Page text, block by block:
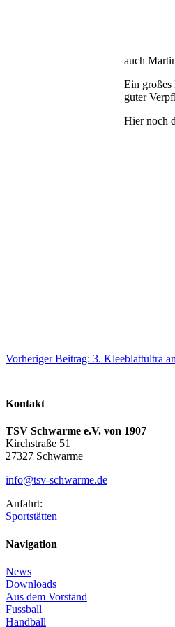
auch
Ein großes
guter
Hier noch
Vorheriger Beitrag: 3. Kleeblattultra
Kontakt
TSV Schwarme e.V. von 1907
Kirchstraße 51
27327 Schwarme
info@tsv-schwarme.de
Anfahrt:
Sportstätten
Navigation
News
Downloads
Aus dem Vorstand
Fussball
Handball